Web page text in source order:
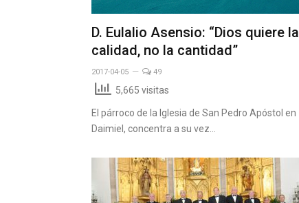
D. Eulalio Asensio: “Dios quiere la
calidad, no la cantidad”
2017-04-05 49
5,665 visitas
El párroco de la Iglesia de San Pedro Apóstol en
Daimiel, concentra a su vez…